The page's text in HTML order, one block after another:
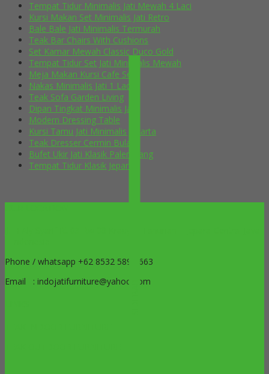
Tempat Tidur Minimalis Jati Mewah 4 Laci
Kursi Makan Set Minimalis Jati Retro
Bale Bale Jati Minimalis Termurah
Teak Bar Chairs With Cushions
Set Kamar Mewah Classic Duco Gold
Tempat Tidur Set Jati Minimalis Mewah
Meja Makan Kursi Cafe Selly
Nakas Minimalis Jati 1 Laci
Teak Sofa Garden Living
Dipan Tingkat Minimalis Jati
Modern Dressing Table
Kursi Tamu Jati Minimalis Jakarta
Teak Dresser Cermin Bulat
Bufet Ukir Jati Klasik Palembang
Tempat Tidur Klasik Jepara
Phone / whatsapp +62 8532 5899 663
Email : indojatifurniture@yahoo.com